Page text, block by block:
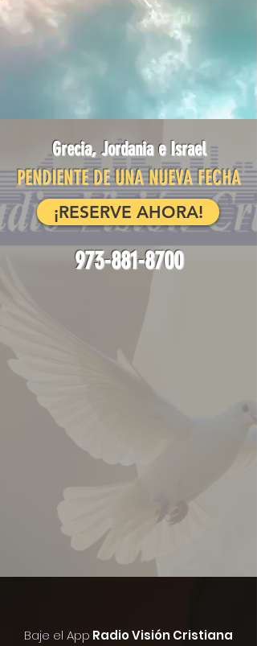
Grecia, Jordania e Israel
PENDIENTE DE UNA NUEVA FECHA
¡RESERVE AHORA!
973-881-8700
Baje el App Radio Visión Cristiana